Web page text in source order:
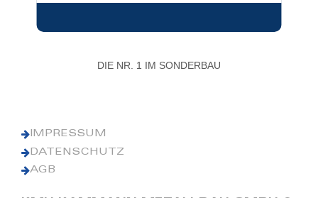
DIE NR. 1 IM SONDERBAU
IMPRESSUM
DATENSCHUTZ
AGB